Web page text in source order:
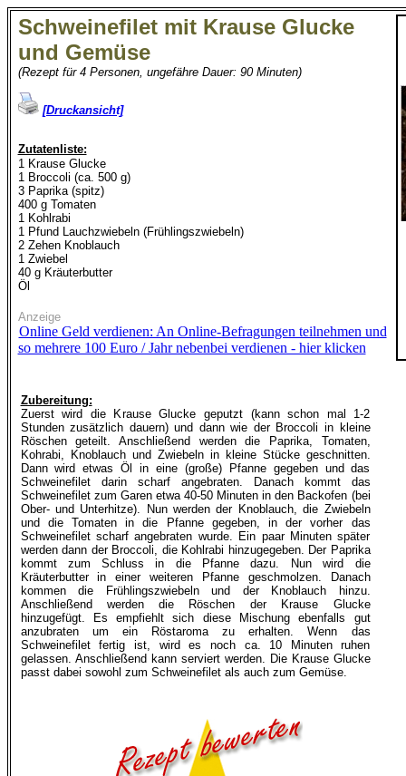
Schweinefilet mit Krause Glucke
und Gemüse
(Rezept für 4 Personen, ungefähre Dauer: 90 Minuten)
[Druckansicht]
Zutatenliste:
1 Krause Glucke
1 Broccoli (ca. 500 g)
3 Paprika (spitz)
400 g Tomaten
1 Kohlrabi
1 Pfund Lauchzwiebeln (Frühlingszwiebeln)
2 Zehen Knoblauch
1 Zwiebel
40 g Kräuterbutter
Öl
Anzeige
Online Geld verdienen: An Online-Befragungen teilnehmen und
so mehrere 100 Euro / Jahr nebenbei verdienen - hier klicken
Zubereitung:
Zuerst wird die Krause Glucke geputzt (kann schon mal 1-2
Stunden zusätzlich dauern) und dann wie der Broccoli in kleine
Röschen geteilt. Anschließend werden die Paprika, Tomaten,
Kohrabi, Knoblauch und Zwiebeln in kleine Stücke geschnitten.
Dann wird etwas Öl in eine (große) Pfanne gegeben und das
Schweinefilet darin scharf angebraten. Danach kommt das
Schweinefilet zum Garen etwa 40-50 Minuten in den Backofen (bei
Ober- und Unterhitze). Nun werden der Knoblauch, die Zwiebeln
und die Tomaten in die Pfanne gegeben, in der vorher das
Schweinefilet scharf angebraten wurde. Ein paar Minuten später
werden dann der Broccoli, die Kohlrabi hinzugegeben. Der Paprika
kommt zum Schluss in die Pfanne dazu. Nun wird die
Kräuterbutter in einer weiteren Pfanne geschmolzen. Danach
kommen die Frühlingszwiebeln und der Knoblauch hinzu.
Anschließend werden die Röschen der Krause Glucke
hinzugefügt. Es empfiehlt sich diese Mischung ebenfalls gut
anzubraten um ein Röstaroma zu erhalten. Wenn das
Schweinefilet fertig ist, wird es noch ca. 10 Minuten ruhen
gelassen. Anschließend kann serviert werden. Die Krause Glucke
passt dabei sowohl zum Schweinefilet als auch zum Gemüse.